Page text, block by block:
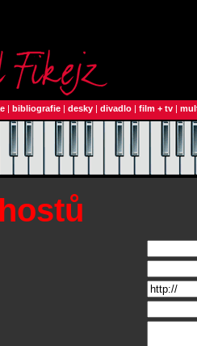
| bibliografie | desky | divadlo | film + tv |